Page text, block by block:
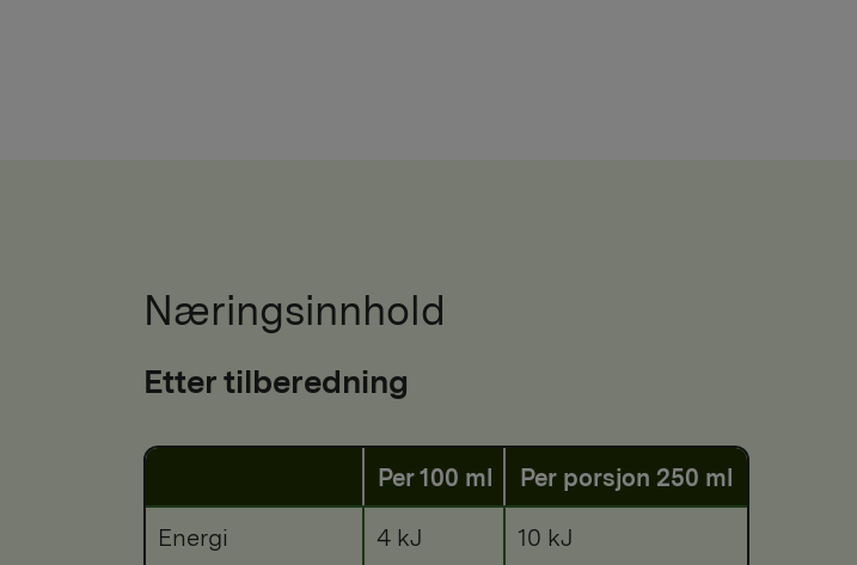
Næringsinnhold
Etter tilberedning
Per 100 ml Per porsjon 250 ml
Energi 4 kJ 10 kJ